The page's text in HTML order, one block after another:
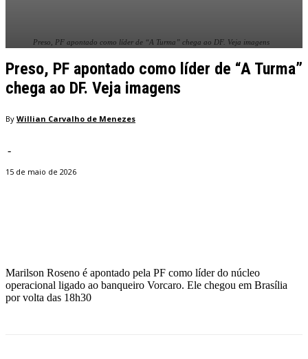
Preso, PF apontado como líder de “A Turma” chega ao DF. Veja imagens
Preso, PF apontado como líder de “A Turma”
chega ao DF. Veja imagens
By Willian Carvalho de Menezes
-
15 de maio de 2026
Marilson Roseno é apontado pela PF como líder do núcleo
operacional ligado ao banqueiro Vorcaro. Ele chegou em Brasília
por volta das 18h30